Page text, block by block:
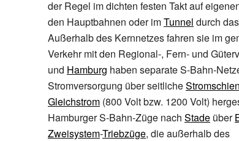
der Regel im dichten festen Takt auf
den Hauptbahnen oder imTunnel durch das
Außerhalb des Kernnetzes fahren sie im
Verkehr mit den Regional-, Fern- und
und Hamburg haben separate S-Bahn-
Stromversorgung über seitliche
Gleichstrom (800 Volt bzw. 1200 Volt)
Hamburger S-Bahn-Züge nach Stade über
Zweisystem-Triebzüge, die außerhalb des